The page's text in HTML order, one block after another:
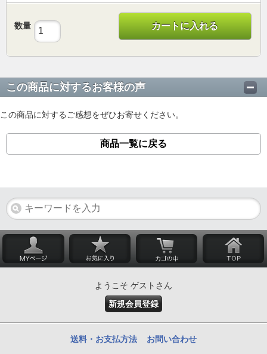
数量 カートに入れる
この商品に対するお客様の声
この商品に対するご感想をぜひお寄せください。
商品一覧に戻る
ようこそ ゲストさん
新規会員登録
送料・お支払方法 お問い合わせ